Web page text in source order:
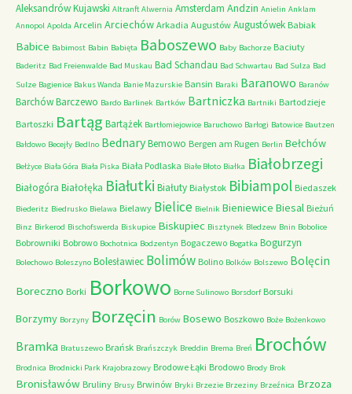
Aleksandrów Kujawski Altranft Alwernia Amsterdam Andzin Anielin Anklam
Annopol Apolda Arcelin Arciechów Arkadia Augustów Augustówek Babiak
Babice Babimost Babin Babięta Baboszewo Baby Bachorze Baciuty
Baderitz Bad Freienwalde Bad Muskau Bad Schandau Bad Schwartau Bad Sulza Bad
Sulze Bagienice Bakus Wanda Banie Mazurskie Bansin Baraki Baranowo Baranów
BarchówBarczewo Bardo Barlinek Bartków Bartniczka Bartniki Bartodzieje
Bartoszki Bartąg Bartążek Bartłomiejowice Baruchowo Barłogi Batowice Bautzen
Bałdowo Becejły Bedlno BednaryBemowo Bergen am Rugen Berlin Bełchów
Bełżyce Biała Góra Biała Piska Biała Podlaska Białe Błoto Białka Białobrzegi
Białogóra Białołęka Białutki Białuty Białystok Bibiampol Biedaszek
Biederitz Biedrusko Bielawa Bielawy Bielice Bielnik Bieniewice Biesal Bieżuń
Binz Birkerod Bischofswerda Biskupice Biskupiec Bisztynek Bledzew Bnin Bobolice
Bobrowniki Bobrowo Bochotnica Bodzentyn Bogaczewo Bogatka Bogurzyn
Bolechowo Boleszyno Bolesławiec Bolimów Bolino Bolków Bolszewo Bolęcin
Boreczno Borki Borkowo Borne Sulinowo Borsdorf Borsuki
Borzymy Borzyny Borzęcin Borów Bosewo Boszkowo Boże Bożenkowo
Bramka Bratuszewo Brańsk Brańszczyk Breddin Brema Breń Brochów
Brodnica Brodnicki Park Krajobrazowy Brodowe Łąki Brodowo Brody Brok
Bronisławów Bruliny Brusy Brwinów Bryki Brzezie Brzeziny Brzeźnica Brzoza